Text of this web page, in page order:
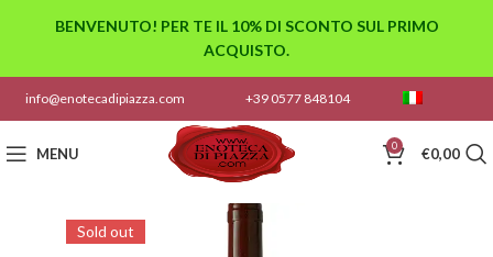
info@enotecadipiazza.com +39 0577 848104
MENU 0 €0,00
Sold out
BENVENUTO! PER TE IL 10% DI SCONTO SUL PRIMO
ACQUISTO.